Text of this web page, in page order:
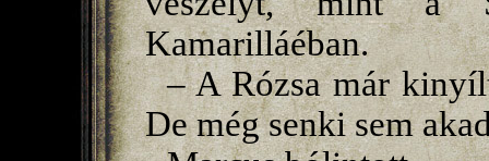
Kamarilláéban.
– A Rózsa már
De még senki sem